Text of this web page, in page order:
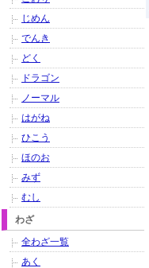
じめん
でんき
どく
ドラゴン
ノーマル
はがね
ひこう
ほのお
みず
むし
わざ
全わざ一覧
あく